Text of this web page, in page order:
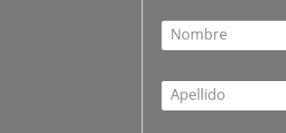
Nombre
Apellido